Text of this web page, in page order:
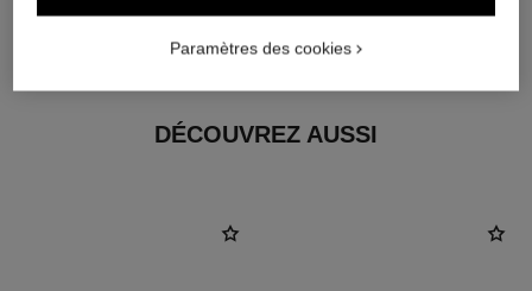
Or blanc 18 carats
DÉCOUVREZ AUSSI
Paramètres des cookies